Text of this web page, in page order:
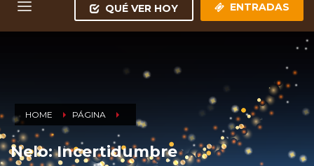
QUÉ VER HOY ENTRADAS
HOME PÁGINA
Nelo: Incertidumbre